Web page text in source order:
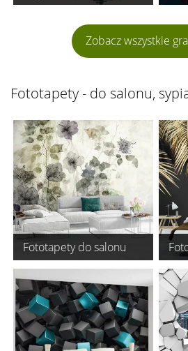
Zobacz wszystkie
Fototapety - do salonu,
Fototapety do salonu